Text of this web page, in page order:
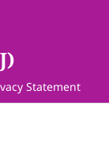
Statement